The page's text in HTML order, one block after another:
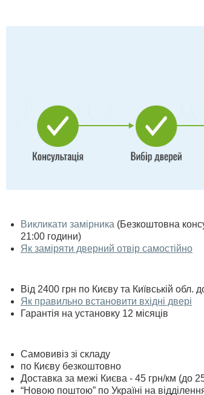
Викликати замірника (Безкоштовна
21:00 години)
Як заміряти дверний отвір самостійно
Від 2400 грн по Києву та Київській обл.
Як правильно встановити вхідні двері
Гарантія на установку 12 місяців
Самовивіз зі складу
по Києву безкоштовно
Доставка за межі Києва - 45 грн/км (до
“Новою поштою” по Україні на